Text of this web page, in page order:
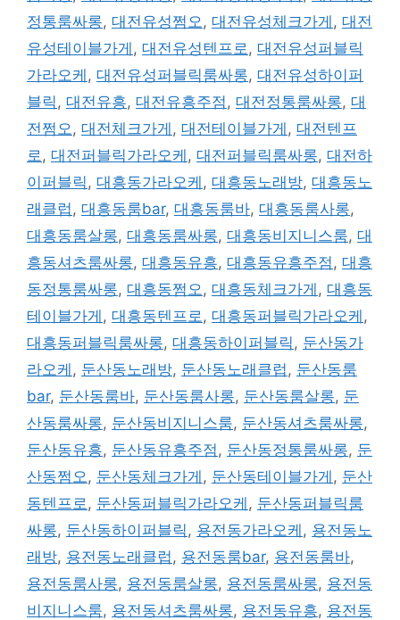
정통룸싸롱, 대전유성쩜오 , 대전유성체크가게 , 대전
유성테이블가게 , 대전유성텐프로 , 대전유성퍼블릭
가라오케 , 대전유성퍼블릭룸싸롱, 대전유성하이퍼
블릭 , 대전유흥, 대전유흥주점 , 대전정통룸싸롱, 대
전쩜오 , 대전체크가게 , 대전테이블가게 , 대전텐프
로 , 대전퍼블릭가라오케 , 대전퍼블릭룸싸롱, 대전하
이퍼블릭 , 대흥동가라오케 , 대흥동노래방, 대흥동노
래클럽 , 대흥동룸bar, 대흥동룸바, 대흥동룸사롱,
대흥동룸살롱, 대흥동룸싸롱, 대흥동비지니스룸, 대
흥동셔츠룸싸롱, 대흥동유흥, 대흥동유흥주점 , 대흥
동정통룸싸롱, 대흥동쩜오 , 대흥동체크가게 , 대흥동
테이블가게 , 대흥동텐프로 , 대흥동퍼블릭가라오케 ,
대흥동퍼블릭룸싸롱, 대흥동하이퍼블릭 , 둔산동가
라오케 , 둔산동노래방, 둔산동노래클럽 , 둔산동룸
bar, 둔산동룸바, 둔산동룸사롱, 둔산동룸살롱, 둔
산동룸싸롱, 둔산동비지니스룸, 둔산동셔츠룸싸롱,
둔산동유흥, 둔산동유흥주점 , 둔산동정통룸싸롱, 둔
산동쩜오 , 둔산동체크가게 , 둔산동테이블가게 , 둔산
동텐프로 , 둔산동퍼블릭가라오케 , 둔산동퍼블릭룸
싸롱, 둔산동하이퍼블릭 , 용전동가라오케 , 용전동노
래방, 용전동노래클럽 , 용전동룸bar, 용전동룸바,
용전동룸사롱, 용전동룸살롱, 용전동룸싸롱, 용전동
비지니스룸, 용전동셔츠룸싸롱, 용전동유흥, 용전동